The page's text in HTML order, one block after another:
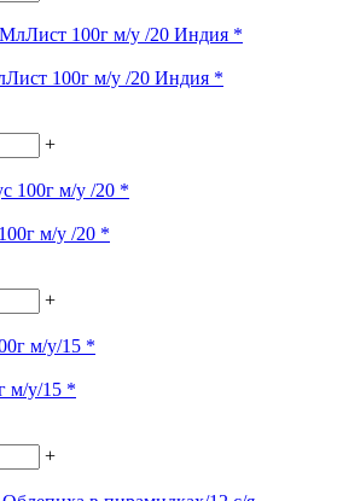
100г м/у /20 Индия *
+
м/у /20 *
+
м/у/15 *
+